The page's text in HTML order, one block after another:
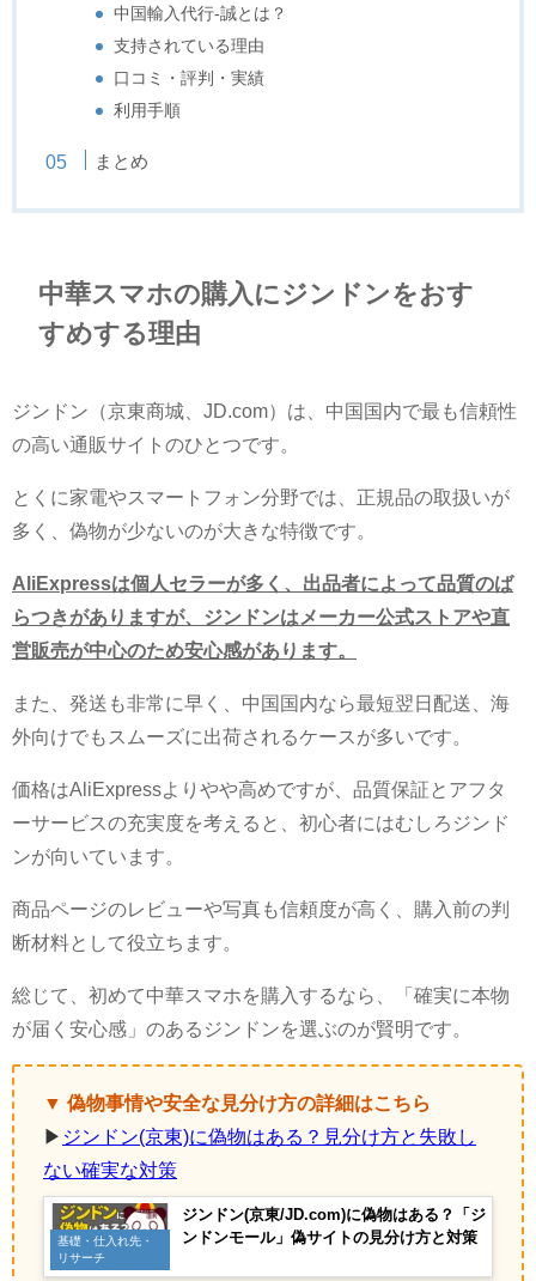
中国輸入代行-誠とは？
支持されている理由
口コミ・評判・実績
利用手順
まとめ
中華スマホの購入にジンドンをおす
すめする理由
ジンドン（京東商城、JD.com）は、中国国内で最も信頼性
の高い通販サイトのひとつです。
とくに家電やスマートフォン分野では、正規品の取扱いが
多く、偽物が少ないのが大きな特徴です。
AliExpressは個人セラーが多く、出品者によって品質のば
らつきがありますが、ジンドンはメーカー公式ストアや直
営販売が中心のため安心感があります。
また、発送も非常に早く、中国国内なら最短翌日配送、海
外向けでもスムーズに出荷されるケースが多いです。
価格はAliExpressよりやや高めですが、品質保証とアフタ
ーサービスの充実度を考えると、初心者にはむしろジンド
ンが向いています。
商品ページのレビューや写真も信頼度が高く、購入前の判
断材料として役立ちます。
総じて、初めて中華スマホを購入するなら、「確実に本物
が届く安心感」のあるジンドンを選ぶのが賢明です。
▼ 偽物事情や安全な見分け方の詳細はこちら
▶ ジンドン(京東)に偽物はある？見分け方と失敗し
ない確実な対策
基礎・仕入れ先・
リサーチ
ジンドン(京東/JD.com)に偽物はある？「ジ
ンドンモール」偽サイトの見分け方と対策